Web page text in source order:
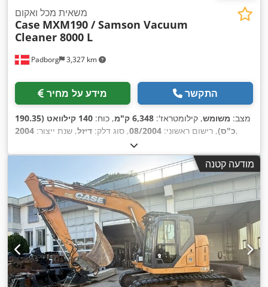
Padborg 3,327 km
משאית מכל ואקום
Case MXM190 / Samson Vacuum
Cleaner 8000 L
מידע על מחיר התקשר
מצב: משומש, קילומטראז': 6,348 ק"מ , כוח:
140 קילוואט (190.35
כ"ס), רישום ראשוני: 08/2004, סוג דלק: דיזל, שנת ייצור: 2004 ,
מודעה קטנה